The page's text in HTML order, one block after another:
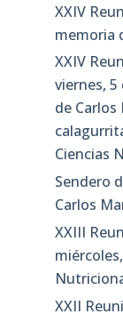
XXIV
memoria
XXIV
viernes, 5
de
Ciencias
Sendero
Carlos
XXIII
XXII